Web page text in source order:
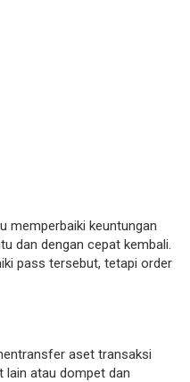
memperbaiki keuntungan
dan dengan cepat kembali.
pass tersebut, tetapi order
aset transaksi
lain atau dompet dan